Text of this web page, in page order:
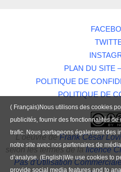
PLAN DU SITE
POLITIQUE DE
POLITIQUE DE
L'oeuvredeFrank César
selon les termes de lalicence
Pas d'Utilisation
( Français)Nous utilisons des cookies
publicités, fournir des fonctionnalités
trafic. Nous partageons également des
notre site avec nos partenaires de
d’analyse. (English)We use cookies to
provide social media features and to